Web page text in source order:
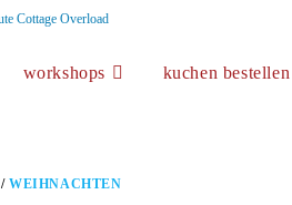
workshops kuchen bestellen
/WEIHNACHTEN